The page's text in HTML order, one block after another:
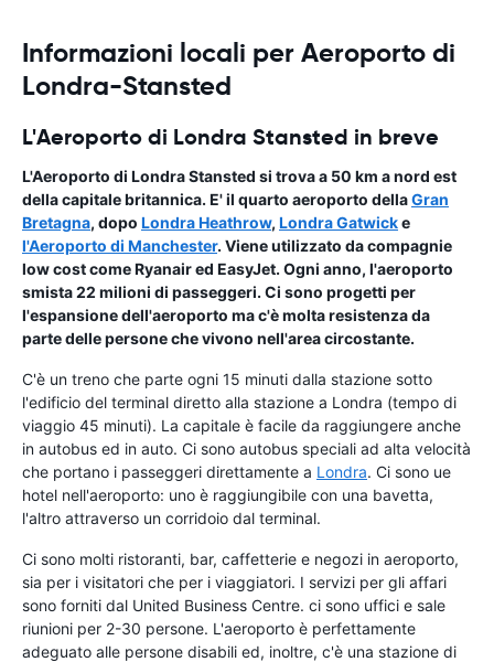
Informazioni locali per Aeroporto di
Londra-Stansted
L'Aeroporto di Londra Stansted in breve
L'Aeroporto di Londra Stansted si trova a 50 km a nord est
dellacapitale britannica. E' il quarto aeroporto dellaGran
Bretagna, dopo Londra Heathrow, Londra Gatwicke
l'Aeroporto di Manchester. Viene utilizzato da compagnie
low cost come Ryanair ed EasyJet. Ogni anno, l'aeroporto
smista 22 milioni di passeggeri. Ci sono progetti per
l'espansione dell'aeroporto ma c'è molta resistenza da
parte delle persone che vivono nell'area circostante.
C'è un treno che parte ogni 15 minuti dalla stazione sotto
l'edificio del terminal diretto alla stazione a Londra (tempo di
viaggio 45 minuti). La capitale è facile da raggiungere anche
in autobus ed in auto. Ci sono autobus speciali ad alta velocità
che portano i passeggeri direttamente a Londra. Ci sono ue
hotel nell'aeroporto: uno è raggiungibile con una bavetta,
l'altro attraverso un corridoio dal terminal.
Ci sono molti ristoranti, bar, caffetterie e negozi in aeroporto,
sia per i visitatori che per i viaggiatori. I servizi per gli affari
sono forniti dal United Business Centre. ci sono uffici e sale
riunioni per 2-30 persone. L'aeroporto è perfettamente
adeguato alle persone disabili ed, inoltre, c'è una stazione di